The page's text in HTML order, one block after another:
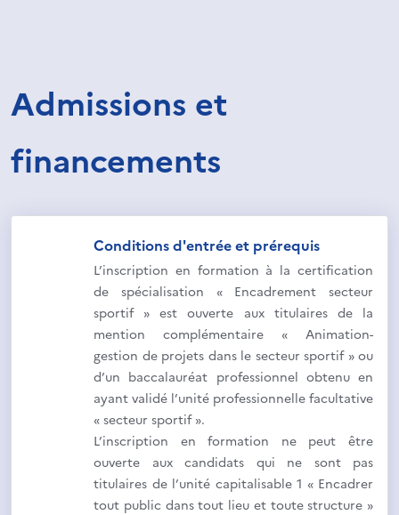
Admissions et
financements
Conditions d'entrée et prérequis
L’inscription en formation à la certification
de spécialisation « Encadrement secteur
sportif » est ouverte aux titulaires de la
mention complémentaire « Animation-
gestion de projets dans le secteur sportif » ou
d’un baccalauréat professionnel obtenu en
ayant validé l’unité professionnelle facultative
« secteur sportif ».
L’inscription en formation ne peut être
ouverte aux candidats qui ne sont pas
titulaires de l’unité capitalisable 1 « Encadrer
tout public dans tout lieu et toute structure »